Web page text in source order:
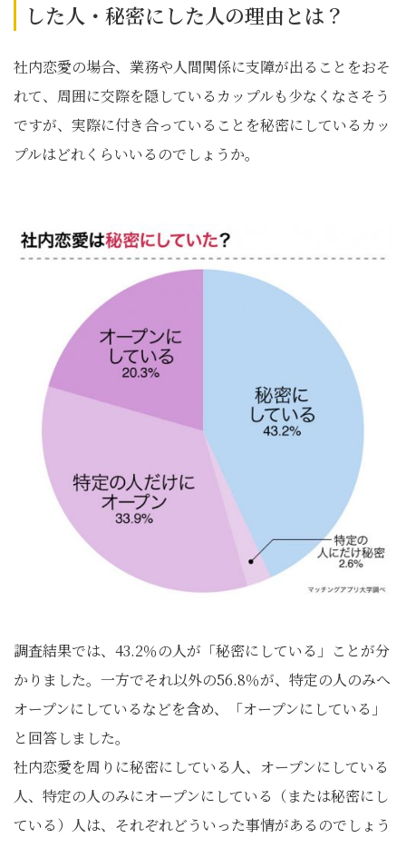
した人・秘密にした人の理由とは？
社内恋愛の場合、業務や人間関係に支障が出ることをおそ
れて、周囲に交際を隠しているカップルも少なくなさそう
ですが、実際に付き合っていることを秘密にしているカッ
プルはどれくらいいるのでしょうか。
調査結果では、43.2％の人が「秘密にしている」ことが分
かりました。一方でそれ以外の56.8％が、特定の人のみへ
オープンにしているなどを含め、「オープンにしている」
と回答しました。
社内恋愛を周りに秘密にしている人、オープンにしている
人、特定の人のみにオープンにしている（または秘密にし
ている）人は、それぞれどういった事情があるのでしょう